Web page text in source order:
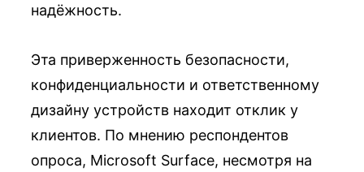
надёжность.
Эта приверженность безопасности,
конфиденциальности и ответственному
дизайну устройств находит отклик у
клиентов. По мнению респондентов
опроса, Microsoft Surface, несмотря на